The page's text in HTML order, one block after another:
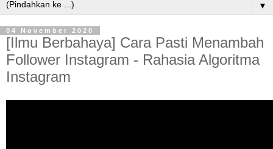
▼
04 November 2020
[Ilmu Berbahaya] Cara Pasti Menambah
Follower Instagram - Rahasia Algoritma
Instagram